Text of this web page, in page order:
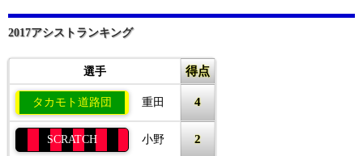
2017アシストランキング
選手 得点
タカモト道路団 重田 4
SCRATCH 小野 2